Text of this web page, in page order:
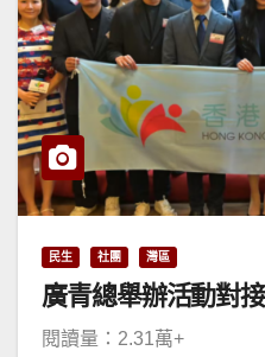
民生 社團 灣區
廣青總舉辦活動對
閱讀量：2.31萬+